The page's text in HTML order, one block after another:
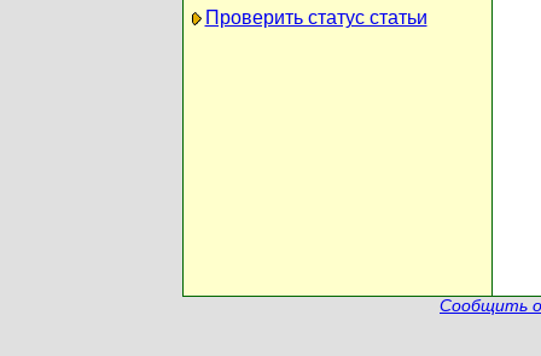
Проверить статус статьи
Сообщить о